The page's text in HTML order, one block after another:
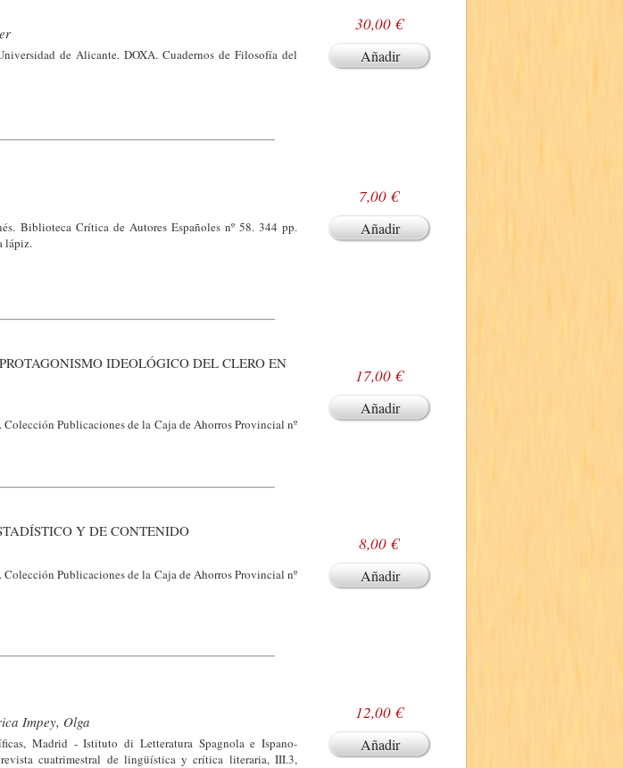
de Alicante. DOXA. Cuadernos de Filosofía del
30,00 €
Añadir
Biblioteca Crítica de Autores Españoles nº 58. 344 pp.
lápiz.
7,00 €
Añadir
IDEOLÓGICO DEL CLERO EN
Publicaciones de la Caja de Ahorros Provincial nº
17,00 €
Añadir
Y DE CONTENIDO
Publicaciones de la Caja de Ahorros Provincial nº
8,00 €
Añadir
Impey, Olga
Madrid - Istituto di Letteratura Spagnola e Ispano-
cuatrimestral de lingüística y crítica literaria, III.3,
12,00 €
Añadir